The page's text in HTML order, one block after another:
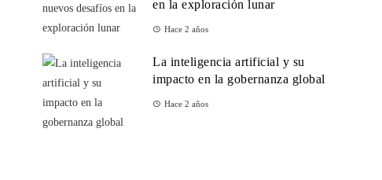
en la exploración lunar
Hace 2 años
La inteligencia artificial y su
impacto en la gobernanza global
Hace 2 años